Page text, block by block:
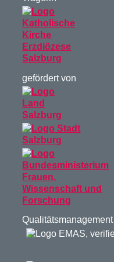
gefördert von
Qualitätsmanagement